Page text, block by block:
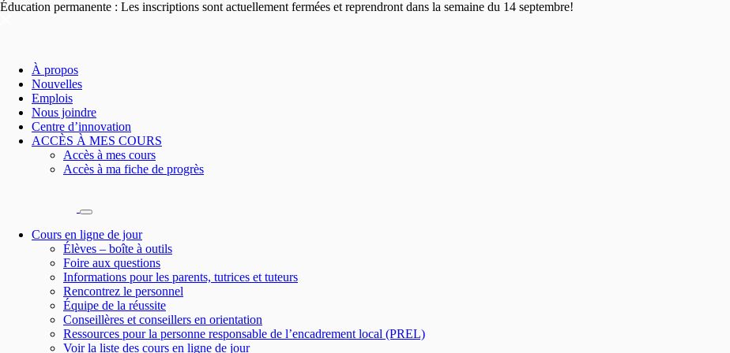
Éducation permanente : Les inscriptions sont actuellement fermées et reprendront dans la semaine du 14 septembre!
À propos
Nouvelles
Emplois
Nous joindre
Centre d’innovation
ACCÈS À MES COURS
Accès à mes cours
Accès à ma fiche de progrès
Cours en ligne de jour
Élèves – boîte à outils
Foire aux questions
Informations pour les parents, tutrices et tuteurs
Rencontrez le personnel
Équipe de la réussite
Conseillères et conseillers en orientation
Ressources pour la personne responsable de l’encadrement local (PREL)
Voir la liste des cours en ligne de jour